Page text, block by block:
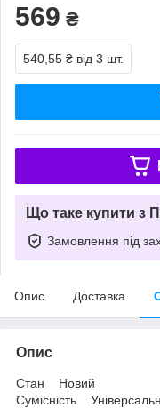
569 ₴
540,55 ₴ від 3 шт.
Що таке купити з
Замовлення під
Опис Доставка
Опис
Стан Новий
Сумісність